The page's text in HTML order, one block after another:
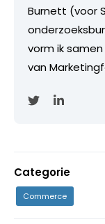
Burnett (voor
vorm ik
van
Categorie
Commerce